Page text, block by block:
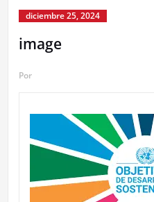
diciembre 25, 2024
image
Por